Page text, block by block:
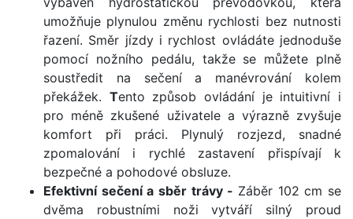
umožňuje plynulou změnu rychlosti bez nutnosti
řazení. Směr jízdy i rychlost ovládáte jednoduše
pomocí nožního pedálu, takže se můžete plně
soustředit na sečení a manévrování kolem
překážek. Tento způsob ovládání je intuitivní i
pro méně zkušené uživatele a výrazně zvyšuje
komfort při práci. Plynulý rozjezd, snadné
zpomalování i rychlé zastavení přispívají k
bezpečné a pohodové obsluze.
Efektivní sečení a sběr trávy - Záběr 102 cm se
dvěma robustními noži vytváří silný proud